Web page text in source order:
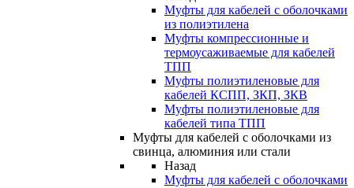
Муфты для кабелей с оболочками
из полиэтилена
Муфты компрессионные и
термоусаживаемые для кабелей
ТПП
Муфты полиэтиленовые для
кабелей КСПП, ЗКП, ЗКВ
Муфты полиэтиленовые для
кабелей типа ТПП
Муфты для кабелей с оболочками из
свинца, алюминия или стали
Назад
Муфты для кабелей с оболочками